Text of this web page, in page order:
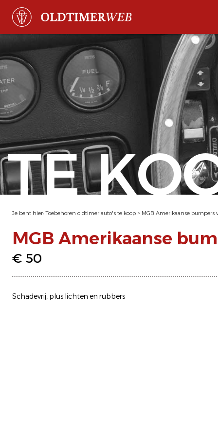
TE
Je bent hier: Toebehoren oldtimer auto's te koop > MGB Amerikaanse bumpers
MGB Amerikaanse
€ 50
Schadevrij, plus lichten en rubbers